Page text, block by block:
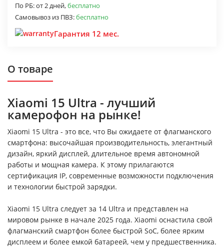
По РБ:от 2 дней,бесплатно
Самовывоз из ПВЗ:бесплатно
Гарантия 12 мес.
О товаре
Xiaomi 15 Ultra - лучший
камерофон на рынке!
Xiaomi 15 Ultra - это все, что Вы ожидаете от флагманского
смартфона: высочайшая производительность, элегантный
дизайн, яркий дисплей, длительное время автономной
работы и мощная камера. К этому прилагаются
сертификация IP, современные возможности подключения
и технологии быстрой зарядки.
Xiaomi 15 Ultra следует за 14 Ultra и представлен на
мировом рынке в начале 2025 года. Xiaomi оснастила свой
флагманский смартфон более быстрой SoC, более ярким
дисплеем и более емкой батареей, чем у предшественника.